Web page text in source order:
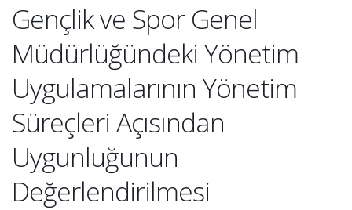
Gençlik ve Spor Genel
Müdürlüğündeki Yönetim
Uygulamalarının Yönetim
Süreçleri Açısından
Uygunluğunun
Değerlendirilmesi